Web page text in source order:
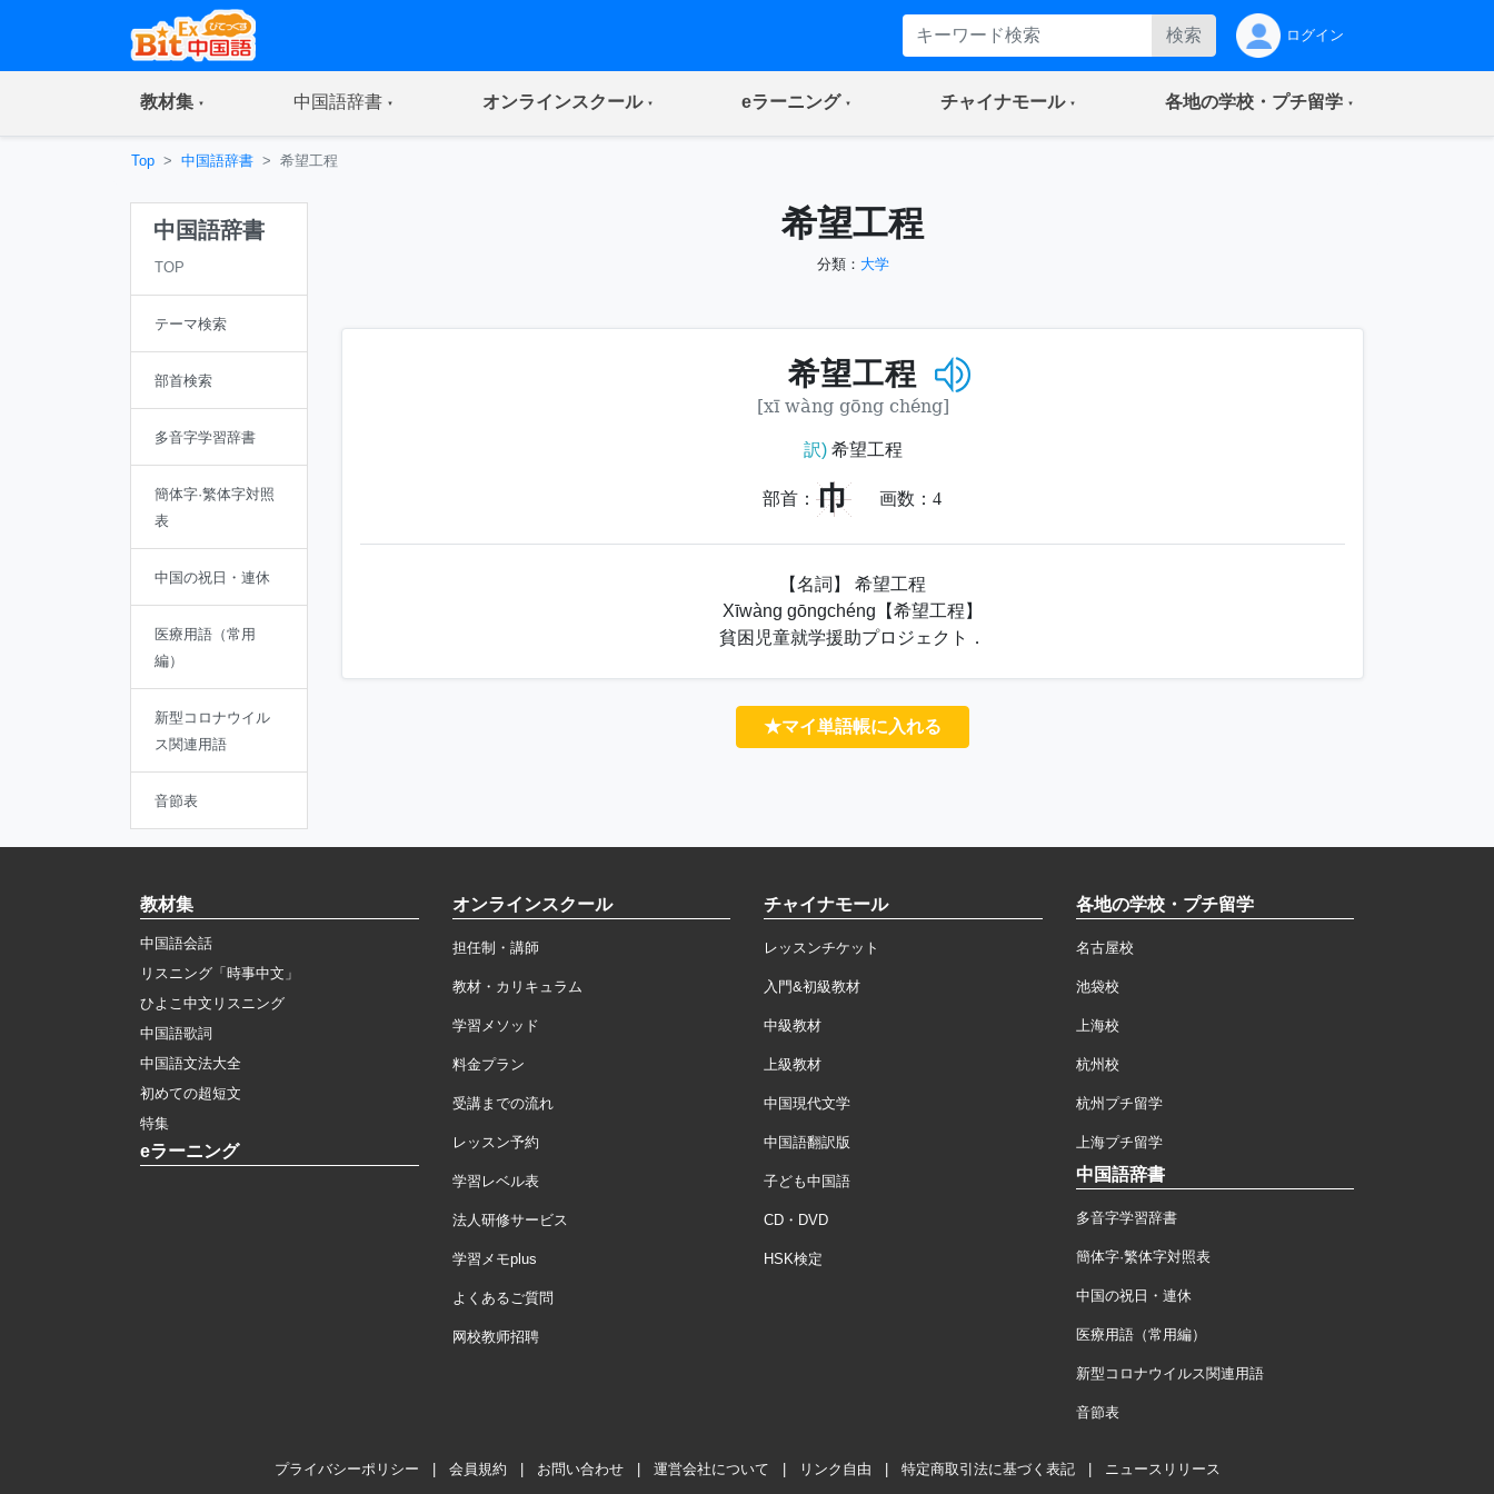
検索 ログイン
教材集(current) 中国語辞書(current) オンラインスクール(current) eラーニング(current) チャイナモール(current) 各地の学校・プチ留学(current)
Top 中国語辞書 希望工程
中国語辞書
TOP
テーマ検索
部首検索
多音字学習辞書
簡体字·繁体字対照
表
中国の祝日・連休
医療用語（常用
編）
新型コロナウイル
ス関連用語
音節表
希望工程
分類： 大学
希望工程
[xī wàng gōng chéng]
訳)希望工程
部首： 巾 画数： 4
【名詞】 希望工程
Xīwàng gōngchéng【希望工程】
貧困児童就学援助プロジェクト．
★マイ単語帳に入れる
教材集
中国語会話
リスニング「時事中文」
ひよこ中文リスニング
中国語歌詞
中国語文法大全
初めての超短文
特集
eラーニング
オンラインスクール
担任制・講師
教材・カリキュラム
学習メソッド
料金プラン
受講までの流れ
レッスン予約
学習レベル表
法人研修サービス
学習メモplus
よくあるご質問
网校教师招聘
チャイナモール
レッスンチケット
入門&初級教材
中級教材
上級教材
中国現代文学
中国語翻訳版
子ども中国語
CD・DVD
HSK検定
各地の学校・プチ留学
名古屋校
池袋校
上海校
杭州校
杭州プチ留学
上海プチ留学
中国語辞書
多音字学習辞書
簡体字·繁体字対照表
中国の祝日・連休
医療用語（常用編）
新型コロナウイルス関連用語
音節表
プライバシーポリシー 会員規約 お問い合わせ 運営会社について リンク自由 特定商取引法に基づく表記 ニュースリリース